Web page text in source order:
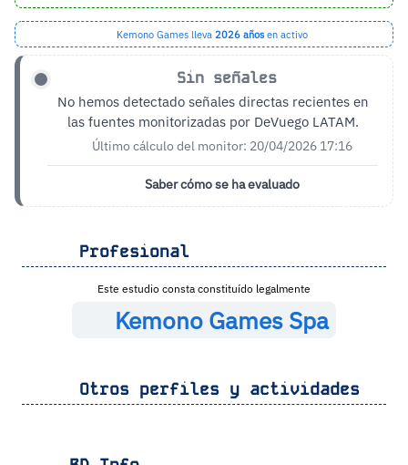
Kemono Games lleva 2026 añosen activo
Sin señales
No hemos detectado señales directas recientes en
las fuentes monitorizadas por DeVuego LATAM.
Último cálculo del monitor: 20/04/2026 17:16
Saber cómo se ha evaluado
Profesional
Este estudio consta constituído legalmente
Kemono Games Spa
Otros perfiles y actividades